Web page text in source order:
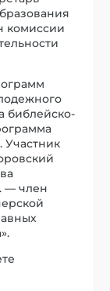
комиссии
библейско-
— член